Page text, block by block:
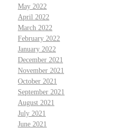
May 2022
April 2022
March 2022
February 2022
January 2022
December 2021
November 2021
October 2021
September 2021
August 2021
July 2021
June 2021